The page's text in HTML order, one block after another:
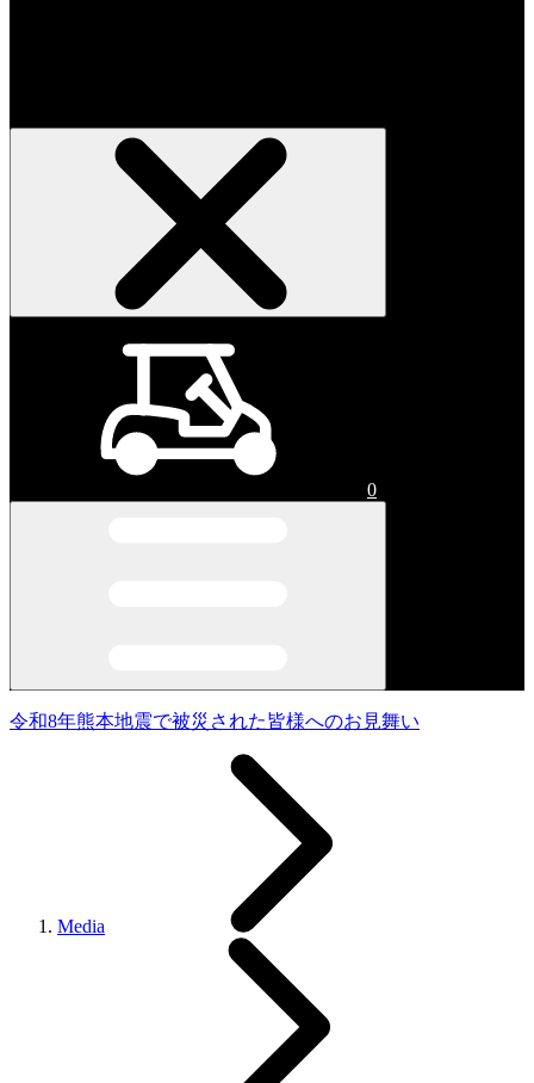
0
令和8年熊本地震で被災された皆様へのお見舞い
Media